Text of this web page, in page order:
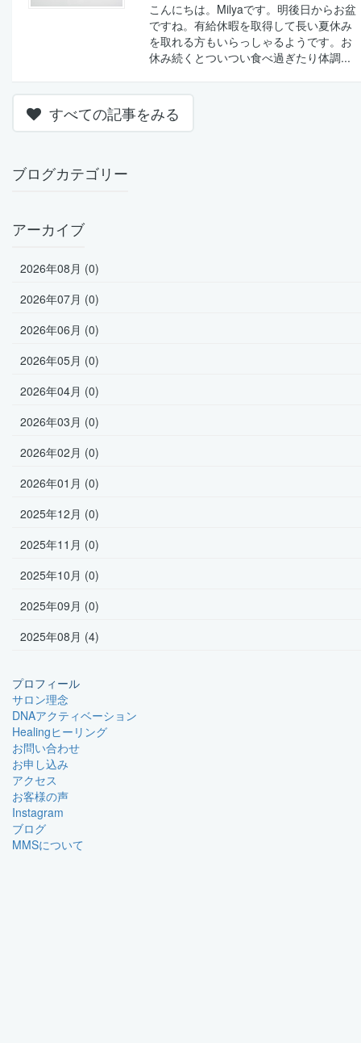
こんにちは。Milyaです。明後日からお盆
ですね。有給休暇を取得して長い夏休み
を取れる方もいらっしゃるようです。お
休み続くとついつい食べ過ぎたり体調...
すべての記事をみる
ブログカテゴリー
アーカイブ
2026年08月 (0)
2026年07月 (0)
2026年06月 (0)
2026年05月 (0)
2026年04月 (0)
2026年03月 (0)
2026年02月 (0)
2026年01月 (0)
2025年12月 (0)
2025年11月 (0)
2025年10月 (0)
2025年09月 (0)
2025年08月 (4)
プロフィール
サロン理念
DNAアクティベーション
Healingヒーリング
お問い合わせ
お申し込み
アクセス
お客様の声
Instagram
ブログ
MMSについて